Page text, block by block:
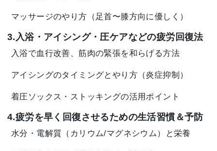
マッサージのやり方（足首〜膝方向に優しく）
3.入浴・アイシング・圧ケアなどの疲労回復法
入浴で血行改善、筋肉の緊張を和らげる方法
アイシングのタイミングとやり方（炎症抑制）
着圧ソックス・ストッキングの活用ポイント
4.疲労を早く回復させるための生活習慣＆予防
水分・電解質（カリウム/マグネシウム）と栄養